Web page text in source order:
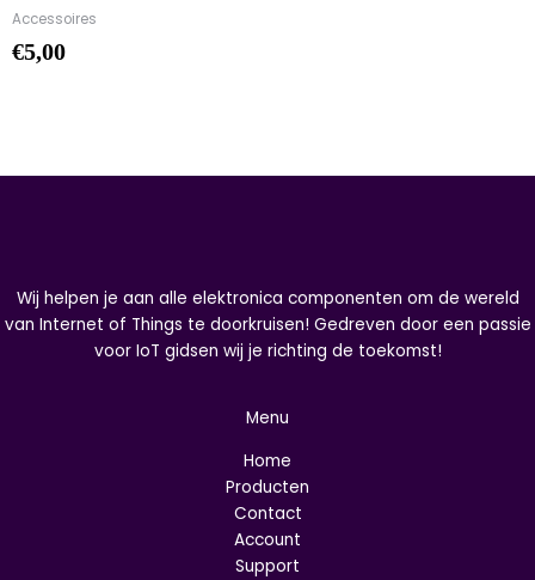
Accessoires
€5,00
Wij helpen je aan alle elektronica componenten om de wereld
van Internet of Things te doorkruisen! Gedreven door een passie
voor IoT gidsen wij je richting de toekomst!
Menu
Home
Producten
Contact
Account
Support